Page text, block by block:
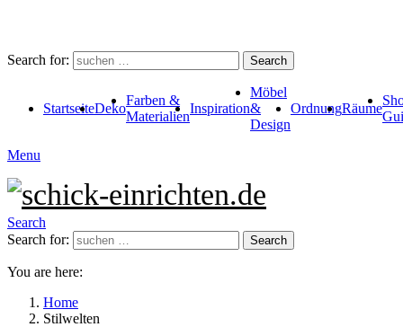
Search for: Search
StartseiteDeko
Farben &
Materialien
Inspiration
Möbel
&
Design
OrdnungRäume
Menu
Search
Search for:
Search
You are here:
Home
Stilwelten